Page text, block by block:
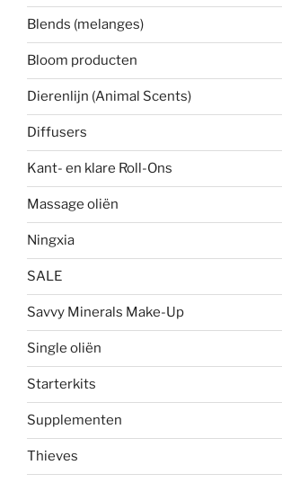
Blends (melanges)
Bloom producten
Dierenlijn (Animal Scents)
Diffusers
Kant- en klare Roll-Ons
Massage oliën
Ningxia
SALE
Savvy Minerals Make-Up
Single oliën
Starterkits
Supplementen
Thieves